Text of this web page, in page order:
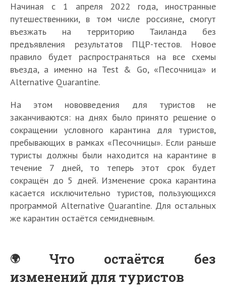
Начиная с 1 апреля 2022 года, иностранные
путешественники, в том числе россияне, смогут
въезжать на территорию Таиланда без
предъявления результатов ПЦР-тестов. Новое
правило будет распространяться на все схемы
въезда, а именно на Test & Go, «Песочница» и
Alternative Quarantine.
На этом нововведения для туристов не
заканчиваются: на днях было принято решение о
сокращении условного карантина для туристов,
пребывающих в рамках «Песочницы». Если раньше
туристы должны были находится на карантине в
течение 7 дней, то теперь этот срок будет
сокращён до 5 дней. Изменение срока карантина
касается исключительно туристов, пользующихся
программой Alternative Quarantine. Для остальных
же карантин остаётся семидневным.
Что остаётся без
изменений для туристов